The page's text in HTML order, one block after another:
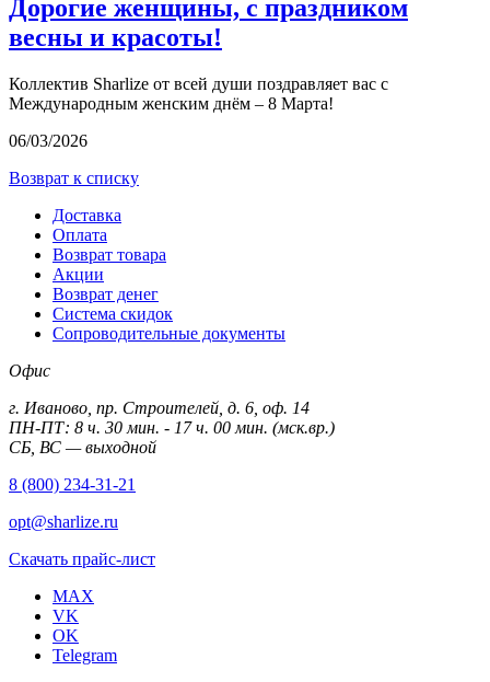
Дорогие женщины, с праздником
весны и красоты!
Коллектив Sharlize от всей души поздравляет вас с
Международным женским днём – 8 Марта!
06/03/2026
Возврат к списку
Доставка
Оплата
Возврат товара
Акции
Возврат денег
Система скидок
Сопроводительные документы
Офис
г. Иваново, пр. Строителей, д. 6, оф. 14
ПН-ПТ: 8 ч. 30 мин. - 17 ч. 00 мин. (мск.вр.)
СБ, ВС — выходной
8 (800) 234-31-21
opt@sharlize.ru
Скачать прайс-лист
MAX
VK
OK
Telegram